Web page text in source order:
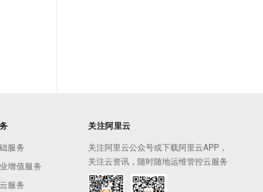
服务
增值服务
服务
关注阿里云
关注阿里云公众号或下载阿里云APP，
关注云资讯，随时随地运维管控云服务